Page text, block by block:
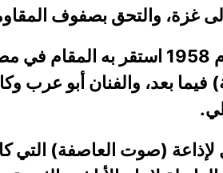
غزة، والتحق بصفوف
وفي عام 1958 استقر
فيما بعد، والفنان أبو عرب
لإذاعة (صوت العاصفة) التي